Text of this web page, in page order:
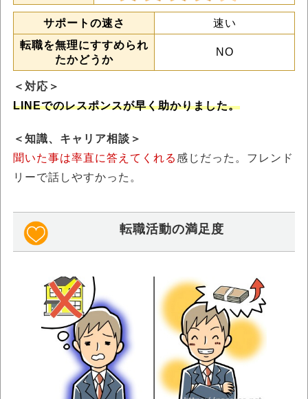
サポートの速さ
速い
転職を無理にすすめられ
たかどうか
NO
＜対応＞
LINEでのレスポンスが早く助かりました。
＜知識、キャリア相談＞
聞いた事は率直に答えてくれる感じだった。フレンド
リーで話しやすかった。
転職活動の満足度